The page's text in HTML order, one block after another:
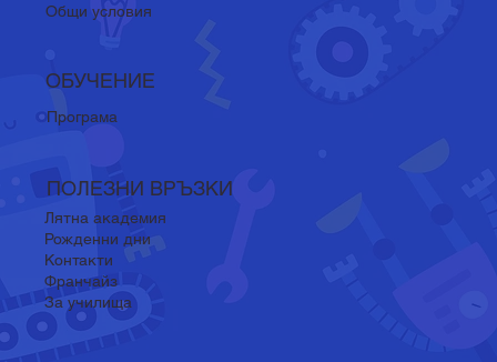
Общи условия
ПОЛЕЗНИ ВРЪЗКИ
Лятна академия
Рожденни дни
Контакти
Франчайз
За училища
ОБУЧЕНИЕ
Програма